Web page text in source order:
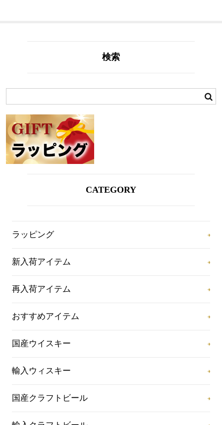
検索
CATEGORY
ラッピング
新入荷アイテム
再入荷アイテム
おすすめアイテム
国産ウイスキー
輸入ウィスキー
国産クラフトビール